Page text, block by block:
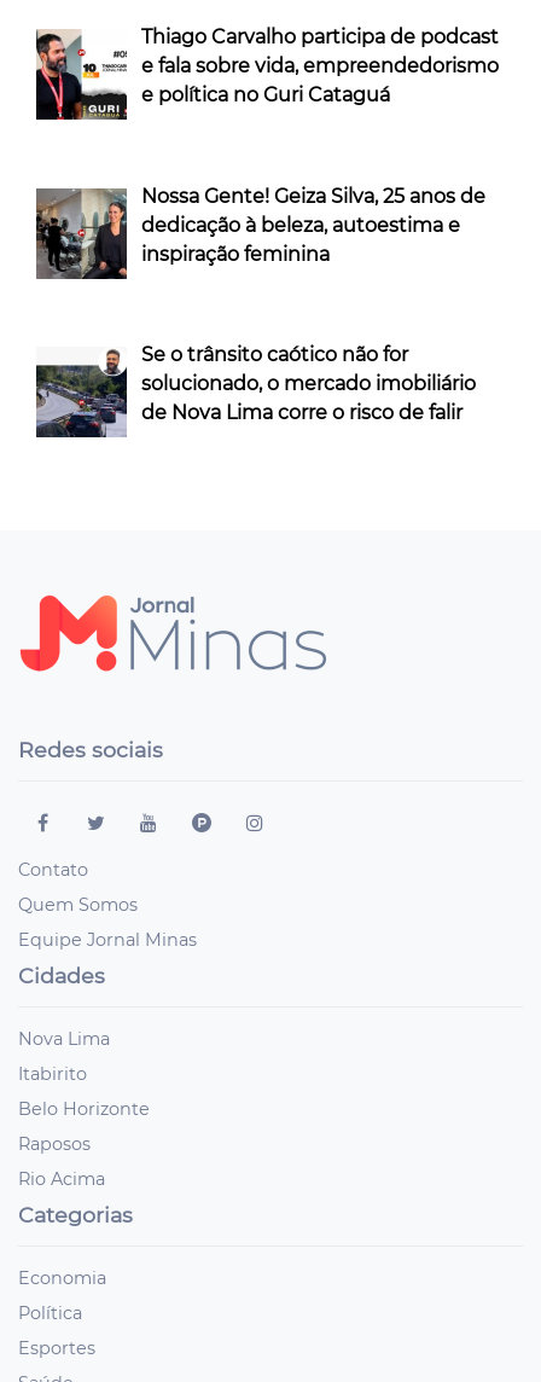
Thiago Carvalho participa de podcast
e fala sobre vida, empreendedorismo
e política no Guri Cataguá
Nossa Gente! Geiza Silva, 25 anos de
dedicação à beleza, autoestima e
inspiração feminina
Se o trânsito caótico não for
solucionado, o mercado imobiliário
de Nova Lima corre o risco de falir
Redes sociais
Contato
Quem Somos
Equipe Jornal Minas
Cidades
Nova Lima
Itabirito
Belo Horizonte
Raposos
Rio Acima
Categorias
Economia
Política
Esportes